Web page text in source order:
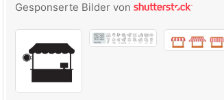
Gesponserte Bilder von